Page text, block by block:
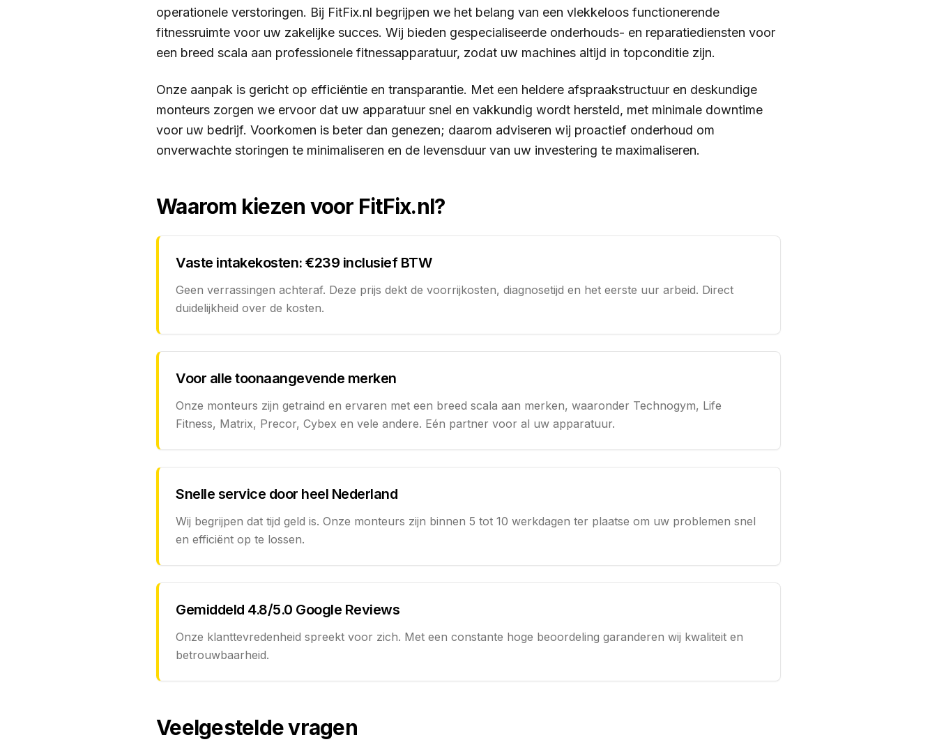
operationele verstoringen. Bij FitFix.nl begrijpen we het belang van een vlekkeloos functionerende
fitnessruimte voor uw zakelijke succes. Wij bieden gespecialiseerde onderhouds- en reparatiediensten voor
een breed scala aan professionele fitnessapparatuur, zodat uw machines altijd in topconditie zijn.
Onze aanpak is gericht op efficiëntie en transparantie. Met een heldere afspraakstructuur en deskundige
monteurs zorgen we ervoor dat uw apparatuur snel en vakkundig wordt hersteld, met minimale downtime
voor uw bedrijf. Voorkomen is beter dan genezen; daarom adviseren wij proactief onderhoud om
onverwachte storingen te minimaliseren en de levensduur van uw investering te maximaliseren.
Waarom kiezen voor FitFix.nl?
Vaste intakekosten: €239 inclusief BTW
Geen verrassingen achteraf. Deze prijs dekt de voorrijkosten, diagnosetijd en het eerste uur arbeid. Direct
duidelijkheid over de kosten.
Voor alle toonaangevende merken
Onze monteurs zijn getraind en ervaren met een breed scala aan merken, waaronder Technogym, Life
Fitness, Matrix, Precor, Cybex en vele andere. Eén partner voor al uw apparatuur.
Snelle service door heel Nederland
Wij begrijpen dat tijd geld is. Onze monteurs zijn binnen 5 tot 10 werkdagen ter plaatse om uw problemen snel
en efficiënt op te lossen.
Gemiddeld 4.8/5.0 Google Reviews
Onze klanttevredenheid spreekt voor zich. Met een constante hoge beoordeling garanderen wij kwaliteit en
betrouwbaarheid.
Veelgestelde vragen